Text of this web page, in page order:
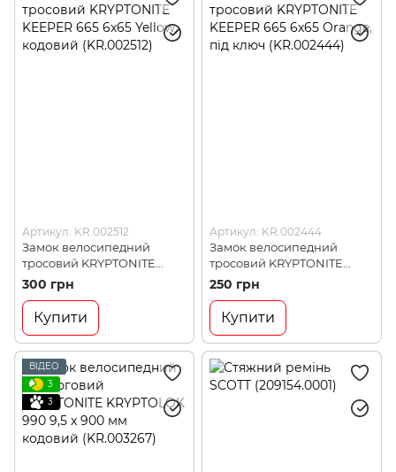
Артикул: KR.002512
Замок велосипедний
тросовий KRYPTONITE
KEEPER 665 6x65 Yellow,
кодовий (KR.002512)
300 грн
Купити
Артикул: KR.002444
Замок велосипедний
тросовий KRYPTONITE
KEEPER 665 6x65 Orange,
під ключ (KR.002444)
250 грн
Купити
ВІДЕО
3
3